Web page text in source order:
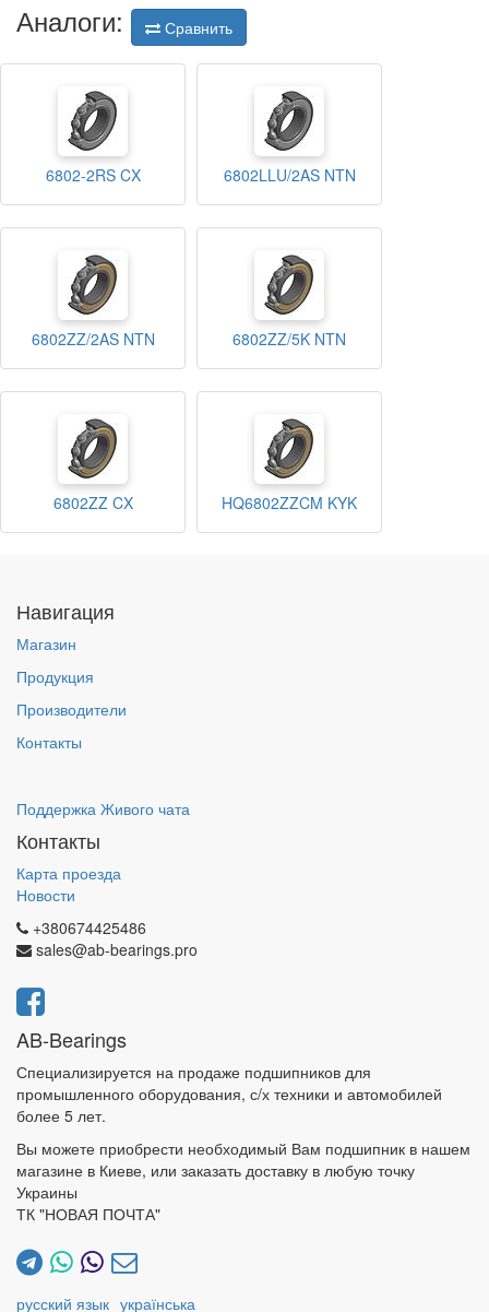
Аналоги: Сравнить
6802-2RS CX 6802LLU/2AS NTN
6802ZZ/2AS NTN 6802ZZ/5K NTN
6802ZZ CX HQ6802ZZCM KYK
Навигация
Магазин
Продукция
Производители
Контакты
Поддержка Живого чата
Контакты
Карта проезда
Новости
+380674425486
sales@ab-bearings.pro
AB-Bearings
Специализируется на продаже подшипников для
промышленного оборудования, с/х техники и автомобилей
более 5 лет.
Вы можете приобрести необходимый Вам подшипник в нашем
магазине в Киеве, или заказать доставку в любую точку
Украины
ТК "НОВАЯ ПОЧТА"
русский язык українська